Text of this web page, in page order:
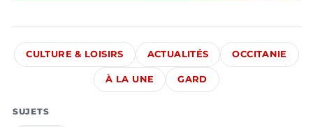
CULTURE & LOISIRS ACTUALITÉS OCCITANIE
À LA UNE GARD
SUJETS